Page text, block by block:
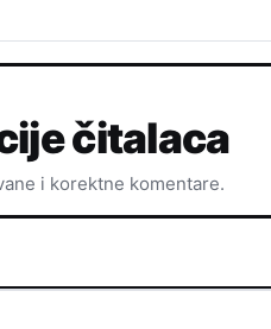
čitalaca
i korektne komentare.